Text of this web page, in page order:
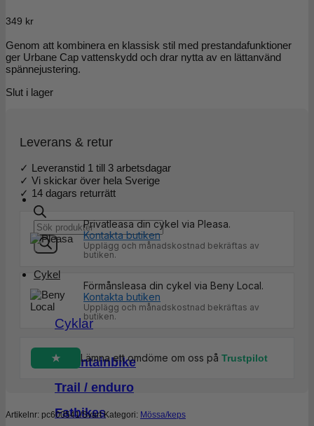
Products
search
Cykel
Cyklar
Mountainbike
Trail / enduro
Fatbikes
349 kr
Genom att kombinera en klassisk stil med prestandafunktioner
ger Urbane Cap vattenskydd och drar nytta av en lättanvänd
spännejustering.
Slut i lager
Leverans & retur
✓ Leveranstid 1 till 3 arbetsdagar
✓ Vi skickar över hela Sverige
✓ 14 dagars returrätt
Privatleasa din cykel via Pleasa.
Kontakta butiken
Upplägg och månadskostnad bekräftas av
butiken.
Förmånsleasa din cykel via Beny Local.
Kontakta butiken
Upplägg och månadskostnad bekräftas av
butiken.
Lämna ett omdöme om oss på Trustpilot
Artikelnr: pc600541/Svart Kategori: Mössa/keps